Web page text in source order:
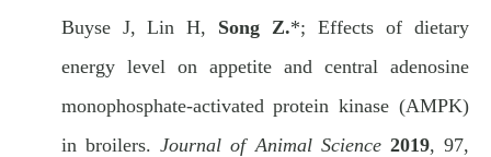
Buyse J, Lin H, Song Z.*; Effects of dietary
energy level on appetite and central adenosine
monophosphate-activated protein kinase (AMPK)
in broilers.Journal of Animal Science 2019, 97,